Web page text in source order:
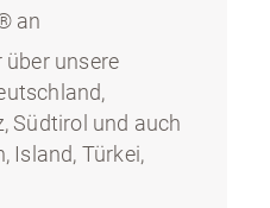
an
über unsere
Südtirol und auch
Island, Türkei,